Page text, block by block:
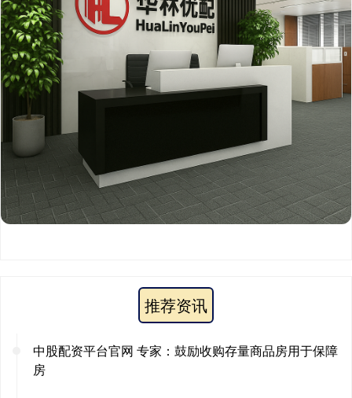
推荐资讯
中股配资平台官网 专家：鼓励收购存量商品房用于保障
房